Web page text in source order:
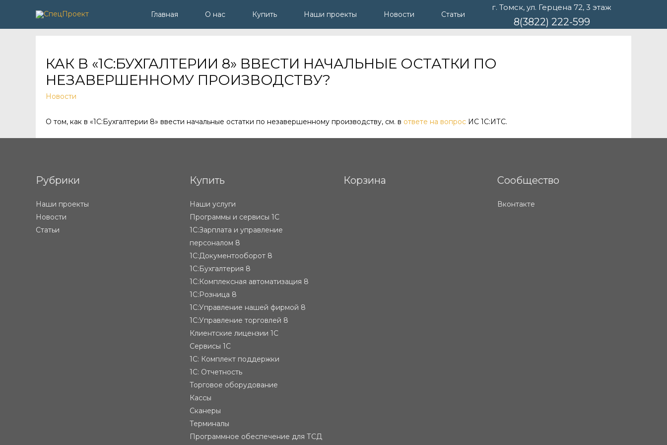
Главная О нас Купить Наши проекты Новости Статьи
г. Томск, ул. Герцена 72, 3 этаж
8(3822) 222-599
КАК В «1С:БУХГАЛТЕРИИ 8» ВВЕСТИ НАЧАЛЬНЫЕ ОСТАТКИ ПО
НЕЗАВЕРШЕННОМУ ПРОИЗВОДСТВУ?
Новости
О том, как в «1С:Бухгалтерии 8» ввести начальные остатки по незавершенному производству, см. в ответе на вопрос ИС 1С:ИТС.
Рубрики
Наши проекты
Новости
Статьи
Купить
Наши услуги
Программы и сервисы 1С
1С:Зарплата и управление
персоналом 8
1С:Документооборот 8
1С:Бухгалтерия 8
1С:Комплексная автоматизация 8
1С:Розница 8
1С:Управление нашей фирмой 8
1С:Управление торговлей 8
Клиентские лицензии 1С
Сервисы 1С
1С: Комплект поддержки
1С: Отчетность
Торговое оборудование
Кассы
Сканеры
Терминалы
Программное обеспечение для ТСД
Корзина Сообщество
Вконтакте